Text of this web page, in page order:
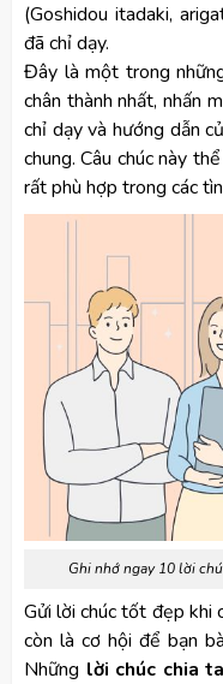
(Goshidou itadaki,
đã chỉ dạy.
Đây là một trong
chân thành nhất, nhấn
chỉ dạy và hướng dẫn
chung. Câu chúc này
rất phù hợp trong các
Ghi nhớ ngay 10 lời
Gửi lời chúc tốt đẹp khi
còn là cơ hội để bạn
Những lời chúc chia